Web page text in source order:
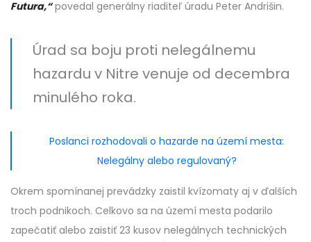
Futura,“povedal generálny riaditeľ úradu Peter Andrišin.
Úrad sa boju proti nelegálnemu
hazardu v Nitre venuje od decembra
minulého roka.
Poslanci rozhodovali o hazarde na území mesta:
Nelegálny alebo regulovaný?
Okrem spomínanej prevádzky zaistil kvízomaty aj v ďalších
troch podnikoch. Celkovo sa na území mesta podarilo
zapečatiť alebo zaistiť 23 kusov nelegálnych technických